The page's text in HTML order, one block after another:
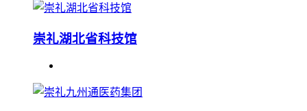
崇礼湖北省科技馆